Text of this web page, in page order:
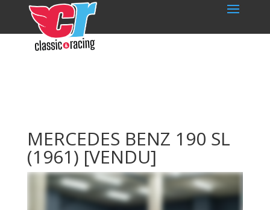
MERCEDES BENZ 190 SL
(1961) [VENDU]